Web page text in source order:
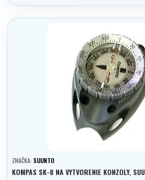
ZNAČKA: SUUNTO
KOMPAS SK-8 NA VYTVORENIE KONZOLY,